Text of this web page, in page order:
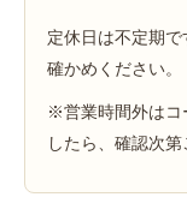
定休日は不定期
確かめください。
※営業時間外はコ
したら、確認次第